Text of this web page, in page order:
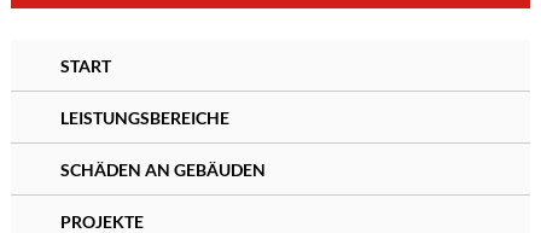
START
LEISTUNGSBEREICHE
SCHÄDEN AN GEBÄUDEN
PROJEKTE